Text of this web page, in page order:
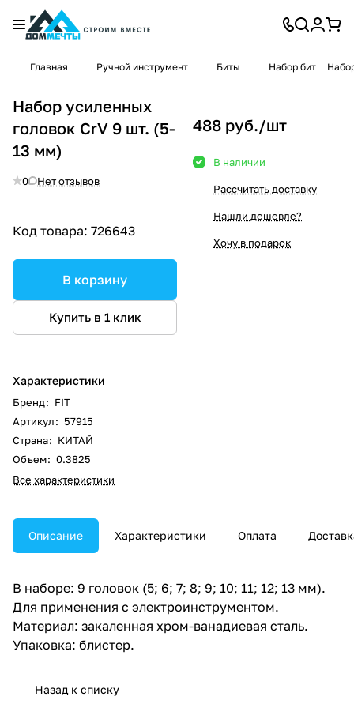
Главная Ручной инструмент Биты Набор бит
Набор усиленных
головок CrV 9 шт. (5-
13 мм)
0 Нет отзывов
Код товара: 726643
В корзину
Купить в 1 клик
Характеристики
Бренд: FIT
Артикул: 57915
Страна: КИТАЙ
Объем: 0.3825
Все характеристики
488 руб./шт
В наличии
Рассчитать доставку
Нашли дешевле?
Хочу в подарок
Описание Характеристики Оплата
В наборе: 9 головок (5; 6; 7; 8; 9; 10; 11; 12; 13 мм).
Для применения с электроинструментом.
Материал: закаленная хром-ванадиевая сталь.
Упаковка: блистер.
Назад к списку